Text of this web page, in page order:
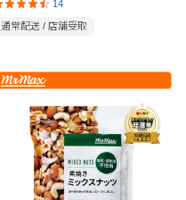
14
通常配送 / 店舗受取